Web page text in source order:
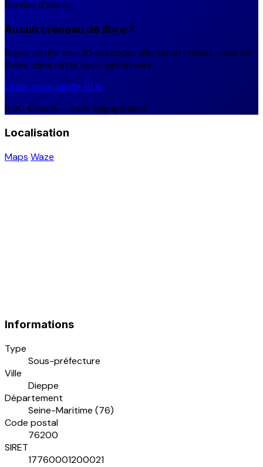
Service d'alerte
Aucun créneau de libre ?
Soyez notifié en ~30 secondes dès qu'un rendez-vous se
libère dans cette sous-préfecture.
Créer mon alerte RDV
9,90 €/mois — sans engagement
Localisation
Maps Waze
Informations
Type
Sous-préfecture
Ville
Dieppe
Département
Seine-Maritime (76)
Code postal
76200
SIRET
17760001200021